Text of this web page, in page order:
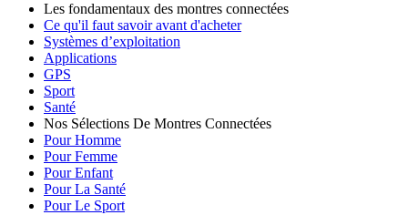
Les fondamentaux des montres connectées
Ce qu'il faut savoir avant d'acheter
Systèmes d’exploitation
Applications
GPS
Sport
Santé
Nos Sélections De Montres Connectées
Pour Homme
Pour Femme
Pour Enfant
Pour La Santé
Pour Le Sport